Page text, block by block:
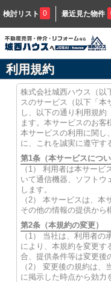
検討リスト 0 最近見た物件
利用規約
株式会社城西ハウス（以
スのサービス（以下「本
し、以下の通り利用規
ます。本サービスのお客
本サービスの利用に関し
に、これを誠実に遵守す
第1条（本サービスについ
（1） 利用者は本サー
いて通信機器、ソフトウ
します。
（2） 本サービスは、
その他の情報の提供から
第2条（本規約の変更）
（1） 当社は、利用者
により、本規約を変更す
合、提供条件等は変更後
（2） 変更後の規約は
に掲示した時点から効力